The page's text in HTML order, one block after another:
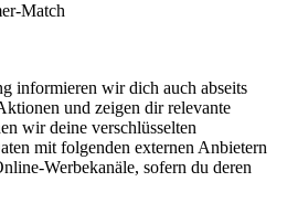
Match
informieren wir dich auch abseits
und zeigen dir relevante
wir deine verschlüsselten
mit folgenden externen Anbietern
Werbekanäle, sofern du deren